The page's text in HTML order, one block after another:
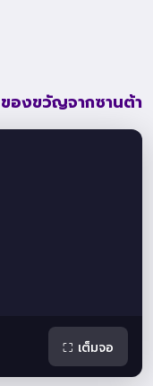
ของขวัญจากซานต้า
⛶ เต็มจอ